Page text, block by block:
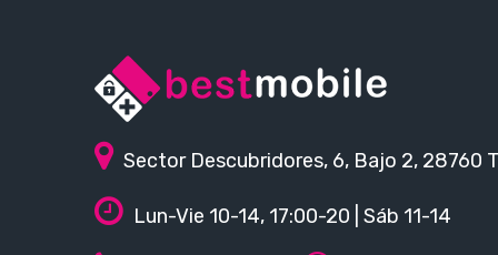
Sector Descubridores, 6, Bajo 2, 28760
Lun-Vie 10-14, 17:00-20 | Sáb 11-14